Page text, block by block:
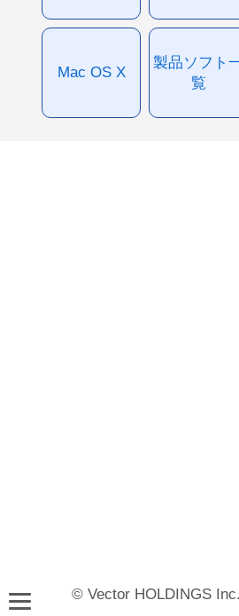
Mac OS X
製品ソフト
覧
© Vector HOLDINGS